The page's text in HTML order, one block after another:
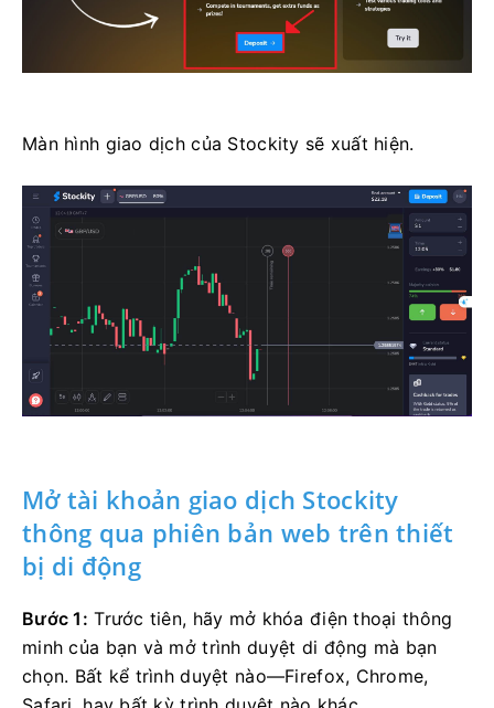
Màn hình giao dịch của Stockity sẽ xuất hiện.
Mở tài khoản giao dịch Stockity
thông qua phiên bản web trên thiết
bị di động
Bước 1: Trước tiên, hãy mở khóa điện thoại thông
minh của bạn và mở trình duyệt di động mà bạn
chọn. Bất kể trình duyệt nào—Firefox, Chrome,